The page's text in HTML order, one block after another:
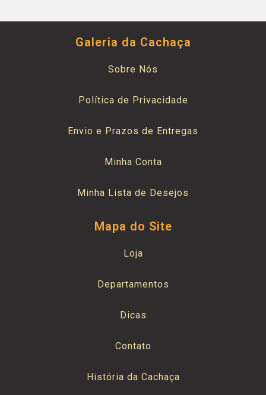
Galeria da Cachaça
Sobre Nós
Política de Privacidade
Envio e Prazos de Entregas
Minha Conta
Minha Lista de Desejos
Mapa do Site
Loja
Departamentos
Dicas
Contato
História da Cachaça